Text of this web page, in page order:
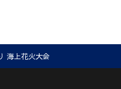
海上花火大会